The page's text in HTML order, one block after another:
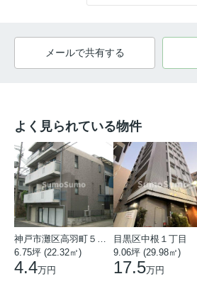
メールで共有する
よく見られている物件
6.75坪 (22.32㎡)
4.4万円
目黒区中根１丁目
9.06坪 (29.98㎡)
17.5万円